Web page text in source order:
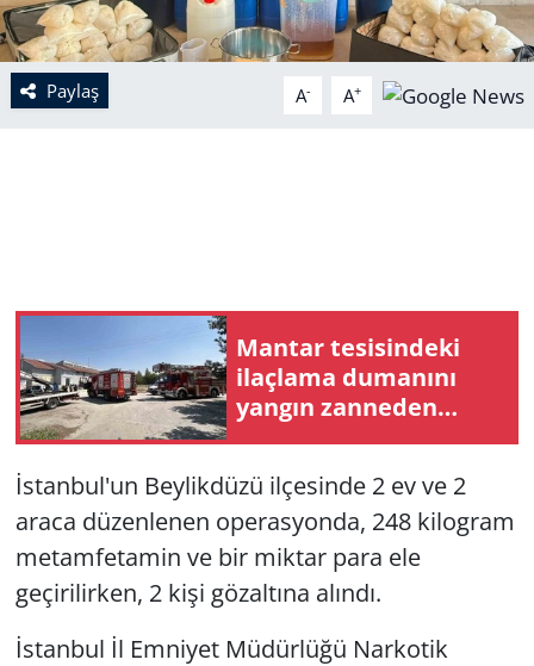
Paylaş A- A+
Mantar tesisindeki
ilaçlama dumanını
yangın zanneden
vatandaşlar ekipleri
İstanbul'un Beylikdüzü ilçesinde 2 ev ve 2
araca düzenlenen operasyonda, 248 kilogram
metamfetamin ve bir miktar para ele
geçirilirken, 2 kişi gözaltına alındı.
İstanbul İl Emniyet Müdürlüğü Narkotik